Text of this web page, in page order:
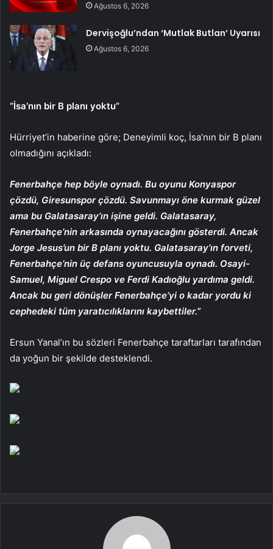
Ağustos 6, 2026
Dervişoğlu’ndan ‘Mutlak Butlan’ Uyarısı
Ağustos 6, 2026
“İsa’nın bir B planı yoktu”
Hürriyet’in haberine göre; Deneyimli koç, İsa’nın bir B planı
olmadığını açıkladı:
Fenerbahçe hep böyle oynadı. Bu oyunu Konyaspor
çözdü, Giresunspor çözdü. Savunmayı öne kurmak güzel
ama bu Galatasaray’ın işine geldi. Galatasaray,
Fenerbahçe’nin arkasında oynayacağını gösterdi. Ancak
Jorge Jesus’un bir B planı yoktu. Galatasaray’ın forveti,
Fenerbahçe’nin üç defans oyuncusuyla oynadı. Osayi-
Samuel, Miguel Crespo ve Ferdi Kadıoğlu yardıma geldi.
Ancak bu geri dönüşler Fenerbahçe’yi o kadar yordu ki
cephedeki tüm yaratıcılıklarını kaybettiler.”
Ersun Yanal’ın bu sözleri Fenerbahçe taraftarları tarafından
da yoğun bir şekilde desteklendi.